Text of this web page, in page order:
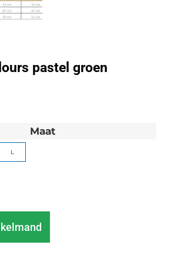
pastel groen
Maat
L